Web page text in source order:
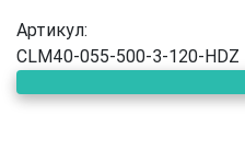
Артикул:
CLM40-055-500-3-120-HDZ